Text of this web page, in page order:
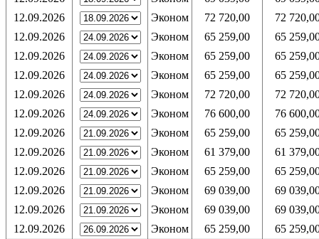
12.09.2026
Эконом 72 720,00
72
12.09.2026
Эконом 65 259,00
65
12.09.2026
Эконом 65 259,00
65
12.09.2026
Эконом 65 259,00
65
12.09.2026
Эконом 72 720,00
72
12.09.2026
Эконом 76 600,00
76
12.09.2026
Эконом 65 259,00
65
12.09.2026
Эконом 61 379,00
61
12.09.2026
Эконом 65 259,00
65
12.09.2026
Эконом 69 039,00
69
12.09.2026
Эконом 69 039,00
69
12.09.2026
Эконом 65 259,00 65